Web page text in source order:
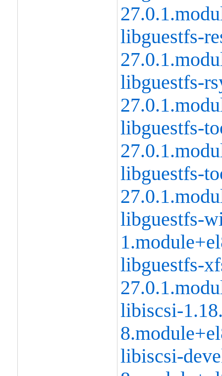
libguestfs-
libguestfs-
libguestfs-
libguestfs-
libguestfs-
libguestfs-
libiscsi-
libiscsi-